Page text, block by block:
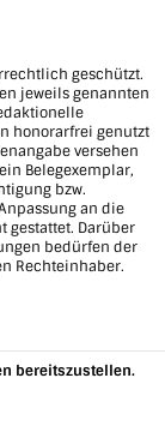
geschützt.
jeweils genannten
honorarfrei genutzt
versehen
Belegexemplar,
bzw.
an die
gestattet. Darüber
bedürfen der
Rechteinhaber.
bereitszustellen.